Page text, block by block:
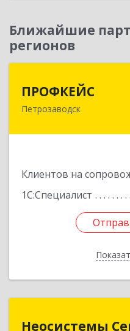
Ближайшие
регионов
ПРОФКЕЙС
Петрозаводск
Клиентов на
1С:Специалист
185035, Карелия
Неосистемы